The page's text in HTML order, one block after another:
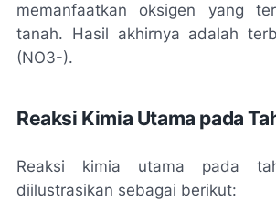
memanfaatkan oksigen yang
tanah. Hasil akhirnya adalah
(NO3-).
Reaksi Kimia Utama pada
Reaksi kimia utama pada
diilustrasikan sebagai berikut: